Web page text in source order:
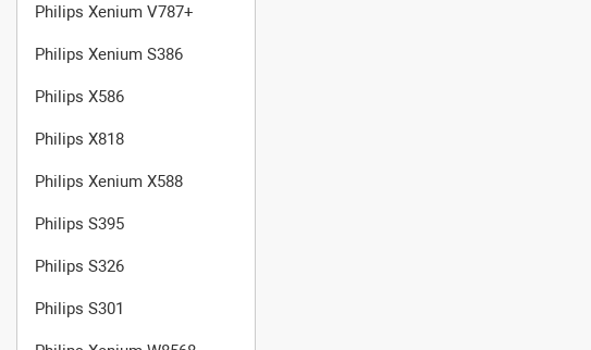
Philips Xenium V787+
Philips Xenium S386
Philips X586
Philips X818
Philips Xenium X588
Philips S395
Philips S326
Philips S301